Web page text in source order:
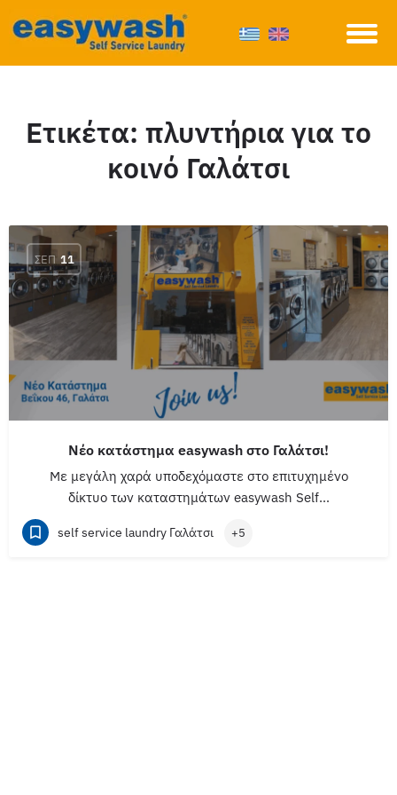
Ετικέτα: πλυντήρια για το
κοινό Γαλάτσι
ΣΕΠ 11
Νέο κατάστημα easywash στο Γαλάτσι!
Με μεγάλη χαρά υποδεχόμαστε στο επιτυχημένο
δίκτυο των καταστημάτων easywash Self…
self service laundry Γαλάτσι +5